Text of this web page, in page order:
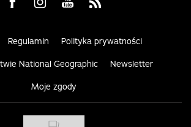
Visit us on Facebook
Visit us on Instagram
Visit us on Youtube
Visit us on Rss
Regulamin Polityka prywatności
National Geographic Newsletter
Moje zgody